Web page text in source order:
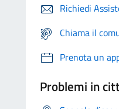
Richiedi
Chiama il
Prenota un
Problemi in